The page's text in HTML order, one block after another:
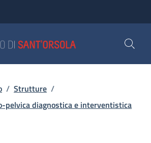
/ Strutture /
pelvica diagnostica e interventistica